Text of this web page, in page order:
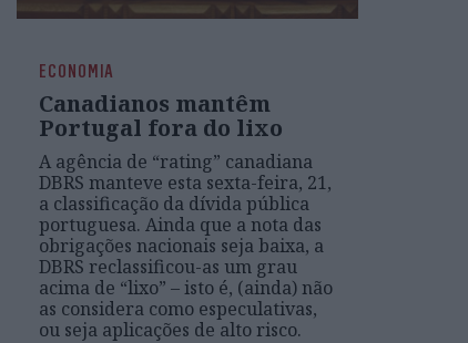
ECONOMIA
Canadianos mantêm
Portugal fora do lixo
A agência de “rating” canadiana
DBRS manteve esta sexta-feira, 21,
a classificação da dívida pública
portuguesa. Ainda que a nota das
obrigações nacionais seja baixa, a
DBRS reclassificou-as um grau
acima de “lixo” – isto é, (ainda) não
as considera como especulativas,
ou seja aplicações de alto risco.